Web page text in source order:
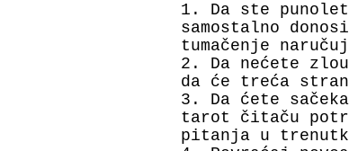
1. Da ste
samostalno
tumačenje
2. Da nećete
da će treća
3. Da ćete
tarot čitaču
pitanja u